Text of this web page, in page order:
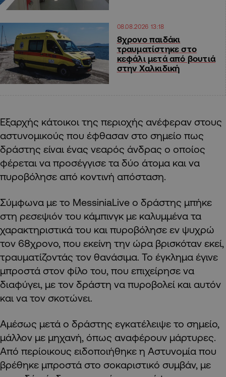
08.08.2026 13:18
8χρονο παιδάκι
τραυματίστηκε στο
κεφάλι μετά από βουτιά
στην Χαλκιδική
Εξαρχής κάτοικοι της περιοχής ανέφεραν στους
αστυνομικούς που έφθασαν στο σημείο πως
δράστης είναι ένας νεαρός άνδρας ο οποίος
φέρεται να προσέγγισε τα δύο άτομα και να
πυροβόλησε από κοντινή απόσταση.
Σύμφωνα με το MessiniaLive ο δράστης μπήκε
στη ρεσεψιόν του κάμπινγκ με καλυμμένα τα
χαρακτηριστικά του και πυροβόλησε εν ψυχρώ
τον 68χρονο, που εκείνη την ώρα βρισκόταν εκεί,
τραυματίζοντάς τον θανάσιμα. Το έγκλημα έγινε
μπροστά στον φίλο του, που επιχείρησε να
διαφύγει, με τον δράστη να πυροβολεί και αυτόν
και να τον σκοτώνει.
Αμέσως μετά ο δράστης εγκατέλειψε το σημείο,
μάλλον με μηχανή, όπως αναφέρουν μάρτυρες.
Από περίοικους ειδοποιήθηκε η Αστυνομία που
βρέθηκε μπροστά στο σοκαριστικό συμβάν, με